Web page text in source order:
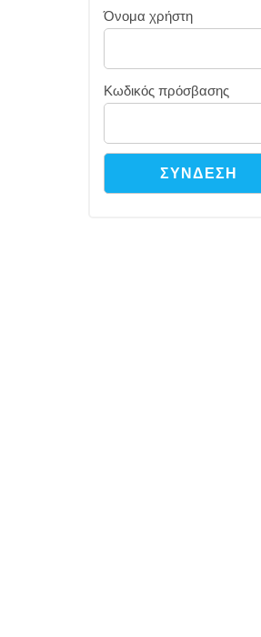
Όνομα χρήστη
Κωδικός πρόσβασης